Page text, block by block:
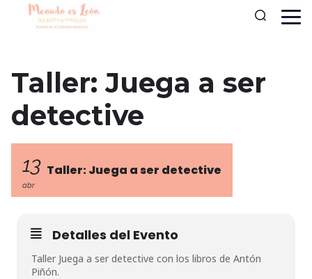
Taller: Juega a ser
detective
13
abr
Taller: Juega a ser detective
Detalles del Evento
Taller Juega a ser detective con los libros de Antón
Piñón.